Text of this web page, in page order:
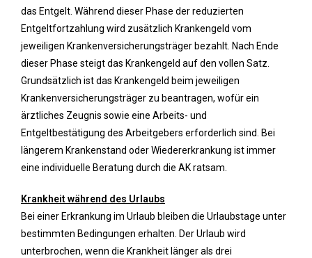
das Entgelt. Während dieser Phase der reduzierten
Entgeltfortzahlung wird zusätzlich Krankengeld vom
jeweiligen Krankenversicherungsträger bezahlt. Nach Ende
dieser Phase steigt das Krankengeld auf den vollen Satz.
Grundsätzlich ist das Krankengeld beim jeweiligen
Krankenversicherungsträger zu beantragen, wofür ein
ärztliches Zeugnis sowie eine Arbeits- und
Entgeltbestätigung des Arbeitgebers erforderlich sind. Bei
längerem Krankenstand oder Wiedererkrankung ist immer
eine individuelle Beratung durch die AK ratsam.
Krankheit während des Urlaubs
Bei einer Erkrankung im Urlaub bleiben die Urlaubstage unter
bestimmten Bedingungen erhalten. Der Urlaub wird
unterbrochen, wenn die Krankheit länger als drei